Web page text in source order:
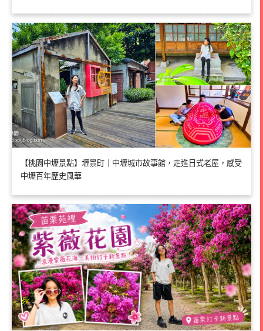
【桃園中壢景點】壢景町｜中壢城市故事館，走進日式老屋，感受
中壢百年歷史風華